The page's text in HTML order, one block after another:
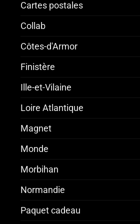
Cartes postales
Collab
Côtes-d'Armor
Finistère
Ille-et-Vilaine
Loire Atlantique
Magnet
Monde
Morbihan
Normandie
Paquet cadeau